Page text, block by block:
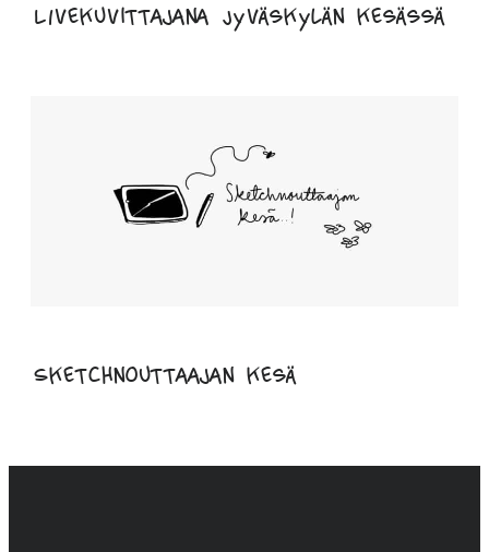
LIvekuvittajana Jyväskylän kesässä
Sketchnouttaajan kesä